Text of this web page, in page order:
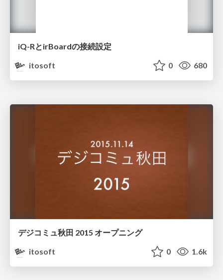
iQ-RとirBoardの接続設定
itosoft
0 680
デジコミュ秋田 2015 オープニング
itosoft
0 1.6k